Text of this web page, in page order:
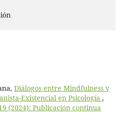
Diálogos entre Mindfulness y
Existencial en Psicología ,
(2024): Publicación continua